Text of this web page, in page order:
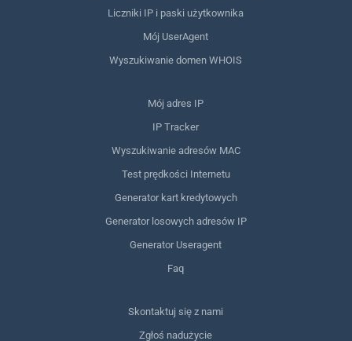
Liczniki IP i paski użytkownika
Mój UserAgent
Wyszukiwanie domen WHOIS
Mój adres IP
IP Tracker
Wyszukiwanie adresów MAC
Test prędkości Internetu
Generator kart kredytowych
Generator losowych adresów IP
Generator Useragent
Faq
Skontaktuj się z nami
Zgłoś nadużycie